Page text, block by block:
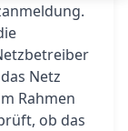
Netz
Rahmen
ob das